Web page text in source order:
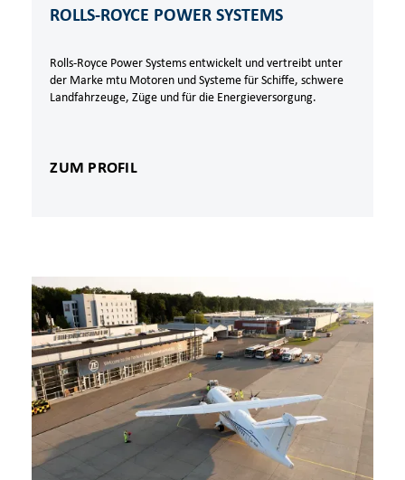
ROLLS-ROYCE POWER SYSTEMS
Rolls-Royce Power Systems entwickelt und vertreibt unter
der Marke mtu Motoren und Systeme für Schiffe, schwere
Landfahrzeuge, Züge und für die Energieversorgung.
ZUM PROFIL